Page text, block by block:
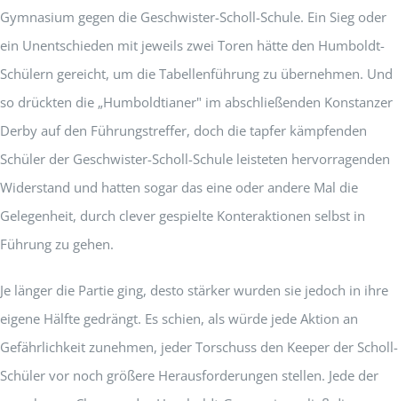
Gymnasium gegen die Geschwister-Scholl-Schule. Ein Sieg oder
ein Unentschieden mit jeweils zwei Toren hätte den Humboldt-
Schülern gereicht, um die Tabellenführung zu übernehmen. Und
so drückten die „Humboldtianer" im abschließenden Konstanzer
Derby auf den Führungstreffer, doch die tapfer kämpfenden
Schüler der Geschwister-Scholl-Schule leisteten hervorragenden
Widerstand und hatten sogar das eine oder andere Mal die
Gelegenheit, durch clever gespielte Konteraktionen selbst in
Führung zu gehen.
Je länger die Partie ging, desto stärker wurden sie jedoch in ihre
eigene Hälfte gedrängt. Es schien, als würde jede Aktion an
Gefährlichkeit zunehmen, jeder Torschuss den Keeper der Scholl-
Schüler vor noch größere Herausforderungen stellen. Jede der